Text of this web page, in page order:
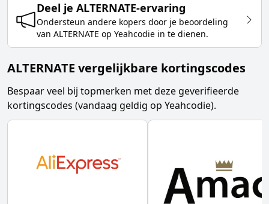
Deel je ALTERNATE-ervaring
Ondersteun andere kopers door je beoordeling
van ALTERNATE op Yeahcodie in te dienen.
ALTERNATE vergelijkbare kortingscodes
Bespaar veel bij topmerken met deze geverifieerde
kortingscodes (vandaag geldig op Yeahcodie).